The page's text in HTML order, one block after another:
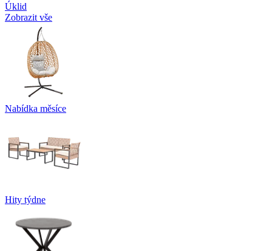
Úklid
Zobrazit vše
Nabídka měsíce
Hity týdne